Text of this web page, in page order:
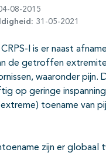
dichtklappen
dichtklappen
dichtklappen
08-2015
31-05-2021
I is er naast
de getroffen
waaronder pijn.
op geringe
toename van
zijn er globaal